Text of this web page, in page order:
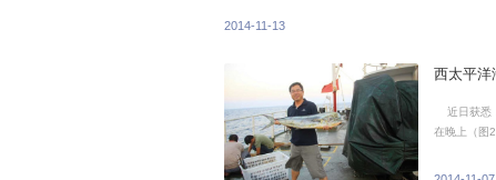
2014-11-13
西太平洋
近日获悉
在晚上（图2），